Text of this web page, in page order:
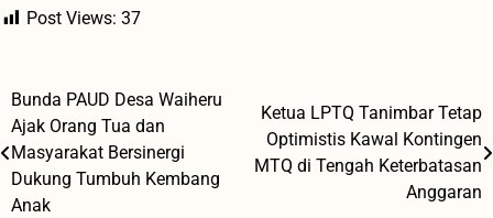
Post Views: 37
Navigasi
pos
Bunda PAUD Desa Waiheru
Ajak Orang Tua dan
Masyarakat Bersinergi
Dukung Tumbuh Kembang
Anak
Ketua LPTQ Tanimbar Tetap
Optimistis Kawal Kontingen
MTQ di Tengah Keterbatasan
Anggaran